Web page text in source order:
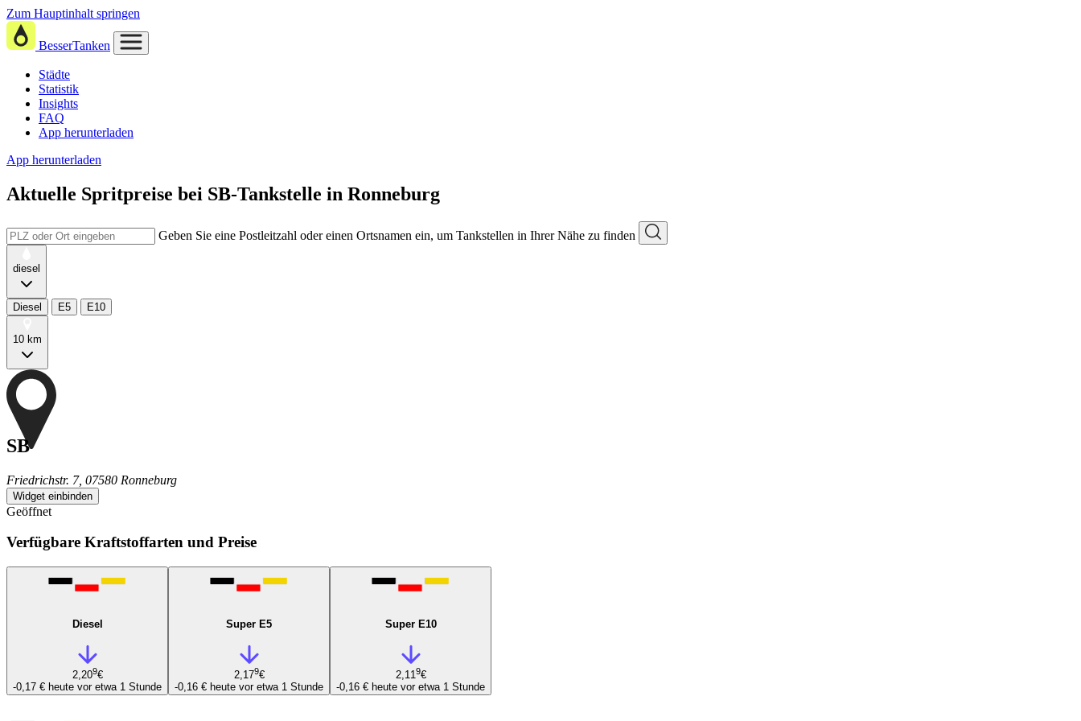
Zum Hauptinhalt springen
BesserTanken
Städte
Statistik
Insights
FAQ
App herunterladen
App herunterladen
Aktuelle Spritpreise bei SB-Tankstelle in Ronneburg
Geben Sie eine Postleitzahl oder einen Ortsnamen ein, um Tankstellen in Ihrer Nähe zu finden
diesel
Diesel E5 E10
10 km
SB
Friedrichstr. 7, 07580 Ronneburg
Widget einbinden
Geöffnet
Verfügbare Kraftstoffarten und Preise
Diesel
2,209€
-0,17 € heute vor etwa 1 Stunde
Super E5
2,179€
-0,16 € heute vor etwa 1 Stunde
Super E10
2,119€
-0,16 € heute vor etwa 1 Stunde